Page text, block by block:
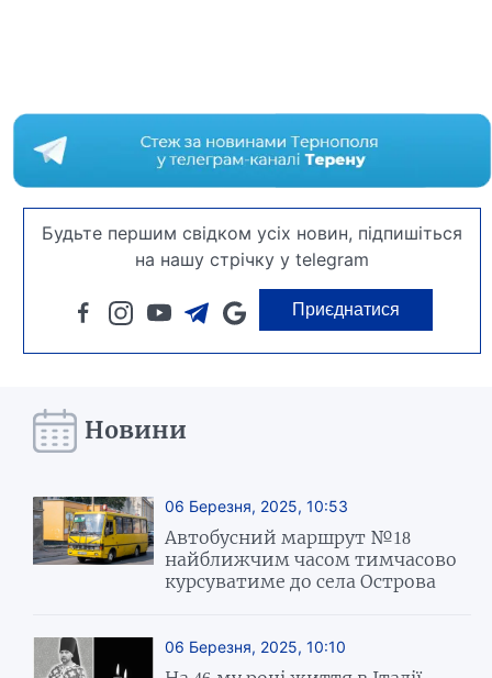
Будьте першим свідком усіх новин, підпишіться
на нашу стрічку у telegram
Приєднатися
Новини
06 Березня, 2025, 10:53
Автобусний маршрут №18
найближчим часом тимчасово
курсуватиме до села Острова
06 Березня, 2025, 10:10